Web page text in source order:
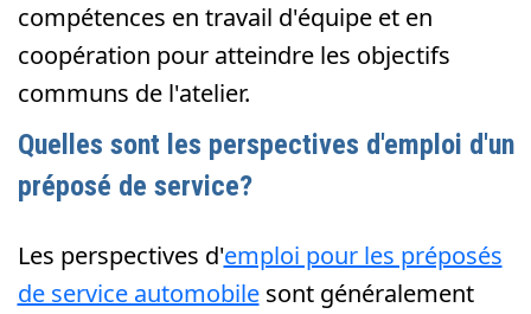
compétences en travail d'équipe et en
coopération pour atteindre les objectifs
communs de l'atelier.
Quelles sont les perspectives d'emploi d'un
préposé de service?
Les perspectives d'emploi pour les préposés
de service automobilesont généralement